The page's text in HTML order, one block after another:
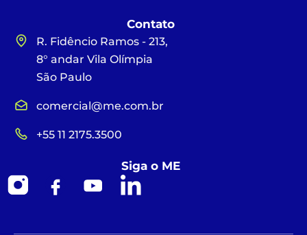
Contato
R. Fidêncio Ramos - 213,
8° andar Vila Olímpia
São Paulo
comercial@me.com.br
+55 11 2175.3500
Siga o ME